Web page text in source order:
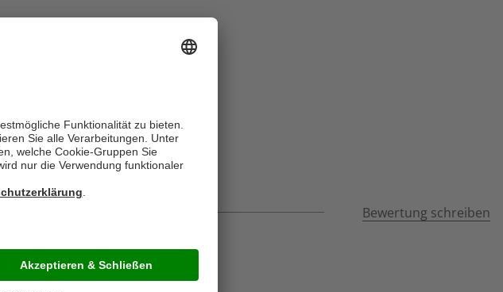
Bewertung schreiben